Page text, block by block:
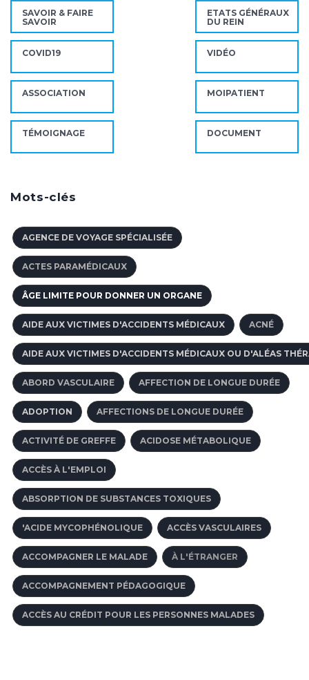
SAVOIR & FAIRE
SAVOIR
ETATS GÉNÉRAUX
DU REIN
COVID19 VIDÉO
ASSOCIATION MOIPATIENT
TÉMOIGNAGE DOCUMENT
Mots-clés
AGENCE DE VOYAGE SPÉCIALISÉE
ACTES PARAMÉDICAUX
ÂGE LIMITE POUR DONNER UN ORGANE
AIDE AUX VICTIMES D'ACCIDENTS MÉDICAUX ACNÉ
AIDE AUX VICTIMES D'ACCIDENTS MÉDICAUX OU D'ALÉAS
ABORD VASCULAIRE AFFECTION DE LONGUE DURÉE
ADOPTION AFFECTIONS DE LONGUE DURÉE
ACTIVITÉ DE GREFFE ACIDOSE MÉTABOLIQUE
ACCÈS À L'EMPLOI
ABSORPTION DE SUBSTANCES TOXIQUES
'ACIDE MYCOPHÉNOLIQUE ACCÈS VASCULAIRES
ACCOMPAGNER LE MALADE À L'ÉTRANGER
ACCOMPAGNEMENT PÉDAGOGIQUE
ACCÈS AU CRÉDIT POUR LES PERSONNES MALADES